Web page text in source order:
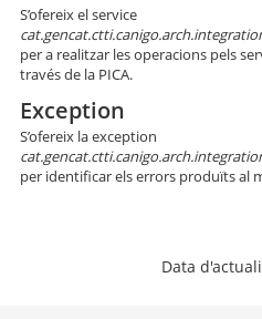
S’ofereix el service
per a realitzar les operacions pels
través de la PICA.
Exception
S’ofereix la exception
per identificar els errors produïts al
Data